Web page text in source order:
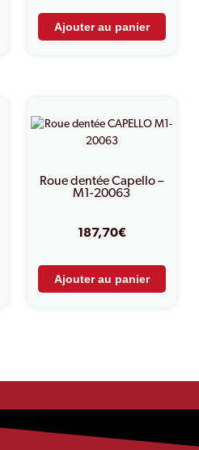
Ajouter au panier
Roue dentée Capello –
M1-20063
187,70€
Ajouter au panier